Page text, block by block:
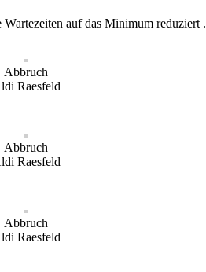
auf das Minimum reduziert .
Abbruch
Raesfeld
Abbruch
Raesfeld
Abbruch
Raesfeld